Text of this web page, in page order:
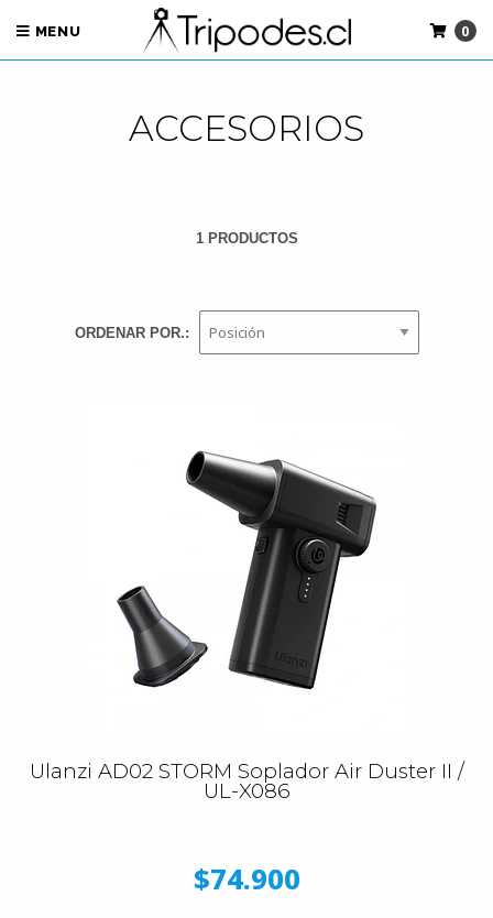
MENU 0
ACCESORIOS
1 PRODUCTOS
ORDENAR POR.:
Ulanzi AD02 STORM Soplador Air Duster II /
UL-X086
$74.900